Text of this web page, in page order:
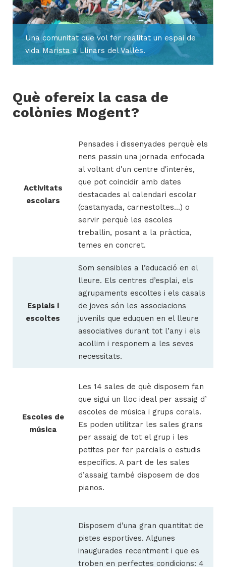
Una comunitat que vol fer realitat un espai de
vida Marista a Llinars del Vallès.
Què ofereix la casa de
colònies Mogent?
Activitats
escolars
Pensades i dissenyades perquè els
nens passin una jornada enfocada
al voltant d'un centre d'interès,
que pot coincidir amb dates
destacades al calendari escolar
(castanyada, carnestoltes...) o
servir perquè les escoles
treballin, posant a la pràctica,
temes en concret.
Esplais i
escoltes
Som sensibles a l’educació en el
lleure. Els centres d’esplai, els
agrupaments escoltes i els casals
de joves són les associacions
juvenils que eduquen en el lleure
associatives durant tot l’any i els
acollim i responem a les seves
necessitats.
Escoles de
música
Les 14 sales de què disposem fan
que sigui un lloc ideal per assaig d’
escoles de música i grups corals.
Es poden utilitzar les sales grans
per assaig de tot el grup i les
petites per fer parcials o estudis
específics. A part de les sales
d’assaig també disposem de dos
pianos.
Disposem d’una gran quantitat de
pistes esportives. Algunes
inaugurades recentment i que es
troben en perfectes condicions: 4